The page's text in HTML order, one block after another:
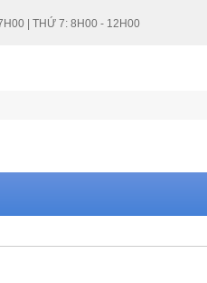
| THỨ 7: 8H00 - 12H00